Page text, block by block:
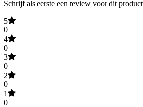
Schrijf als eerste een review voor dit product
5
0
4
0
3
0
2
0
1
0